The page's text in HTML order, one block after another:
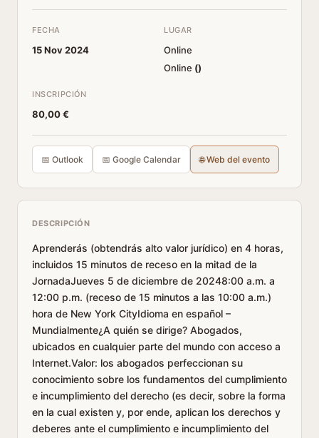
FECHA
15 Nov 2024
LUGAR
Online
Online ()
INSCRIPCIÓN
80,00 €
📅 Outlook 📅 Google Calendar 🌐 Web del evento
DESCRIPCIÓN
Aprenderás (obtendrás alto valor jurídico) en 4 horas,
incluidos 15 minutos de receso en la mitad de la
JornadaJueves 5 de diciembre de 20248:00 a.m. a
12:00 p.m. (receso de 15 minutos a las 10:00 a.m.)
hora de New York CityIdioma en español –
Mundialmente¿A quién se dirige? Abogados,
ubicados en cualquier parte del mundo con acceso a
Internet.Valor: los abogados perfeccionan su
conocimiento sobre los fundamentos del cumplimiento
e incumplimiento del derecho (es decir, sobre la forma
en la cual existen y, por ende, aplican los derechos y
deberes ante el cumplimiento e incumplimiento del